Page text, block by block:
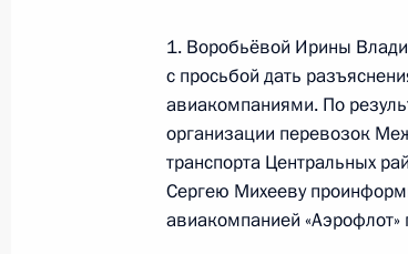
Исполнены поручения,
по поручению
руководителя
транспорта Центральных
Александром Шуваевым
граждан в Москве 4
1. Воробьёвой Ирины
с просьбой дать
авиакомпаниями. По
организации перевозок
транспорта Центральных
Сергею Михееву
авиакомпанией